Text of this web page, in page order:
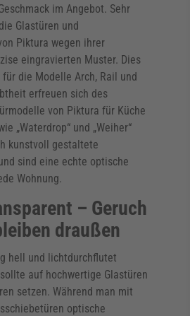
im Angebot. Sehr
Glastüren und
Piktura wegen ihrer
eingravierten Muster. Dies
die Modelle Arch, Rail und
erfreuen sich des
von Piktura für Küche
„Waterdrop“ und „Weiher“
kunstvoll gestaltete
sind eine echte optische
Wohnung.
– Geruch
draußen
hell und lichtdurchflutet
auf hochwertige Glastüren
setzen. Während man mit
optische